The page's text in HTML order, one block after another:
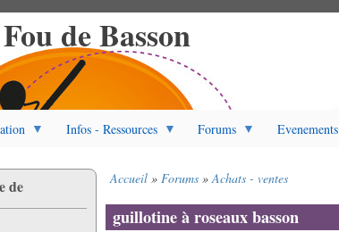
Fou de Basson
Infos - Ressources Forums Evenements
d'Ariane
Accueil Forums Achats - ventes
guillotine à roseaux basson
de